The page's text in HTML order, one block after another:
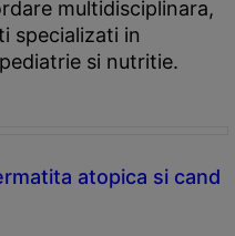
multidisciplinara,
specializati in
si nutritie.
atopica si cand